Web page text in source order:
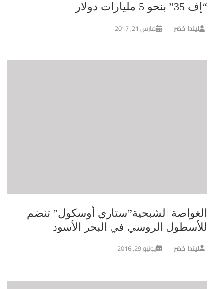
“إف 35” بنحو 5 مليارات دولار
ليندا خضر مارس 21, 2017
الغواصة الشبحية”ستاري أوسكول” تنضم
للأسطول الروسي في البحر الأسود
ليندا خضر يونيو 29, 2016